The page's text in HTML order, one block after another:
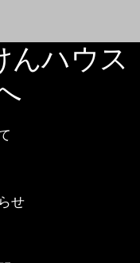
んハウス
せ